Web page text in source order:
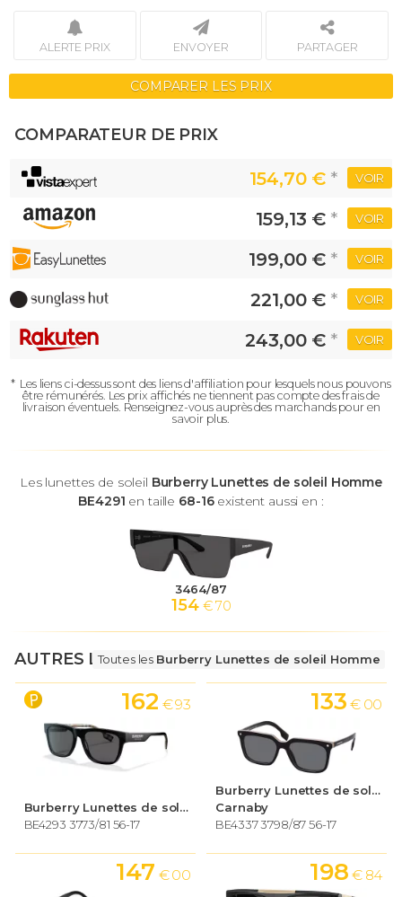
ALERTE PRIX ENVOYER PARTAGER
COMPARER LES PRIX
COMPARATEUR DE PRIX
154,70 € * VOIR
159,13 € * VOIR
199,00 € * VOIR
221,00 € * VOIR
243,00 € * VOIR
* Les liens ci-dessus sont des liens d'affiliation pour lesquels nous pouvons
être rémunérés. Les prix affichés ne tiennent pas compte des frais de
livraison éventuels. Renseignez-vous auprès des marchands pour en
savoir plus.
Les lunettes de soleil Burberry Lunettes de soleil Homme
BE4291 en taille 68-16existent aussi en :
3464/87
154 € 70
AUTRES LUNETTES
Toutes les Burberry Lunettes de soleil Homme
Burberry Lunettes de soleil Homme
BE4293 3773/81 56-17
162 € 93
Burberry Lunettes de soleil Homme
Carnaby
BE4337 3798/87 56-17
133 € 00
147 € 00 198 € 84